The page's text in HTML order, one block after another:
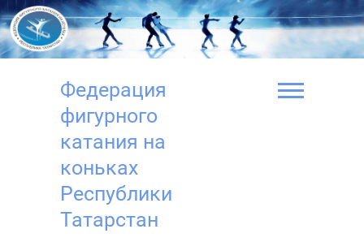
Перейти
к
содержимому
Федерация
фигурного
катания на
коньках
Республики
Татарстан